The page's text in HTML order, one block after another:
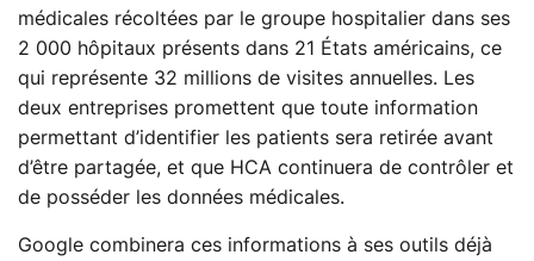
médicales récoltées par le groupe hospitalier dans ses
2 000 hôpitaux présents dans 21 États américains, ce
qui représente 32 millions de visites annuelles. Les
deux entreprises promettent que toute information
permettant d’identifier les patients sera retirée avant
d’être partagée, et que HCA continuera de contrôler et
de posséder les données médicales.
Google combinera ces informations à ses outils déjà